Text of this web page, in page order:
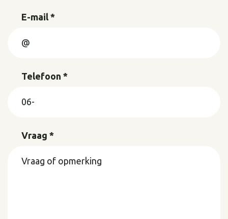
E-mail *
Telefoon *
Vraag *